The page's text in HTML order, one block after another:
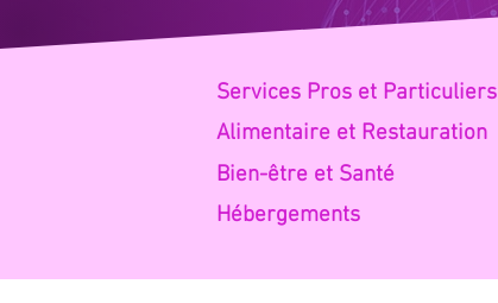
Services Pros et Particuliers
Alimentaire et Restauration
Bien-être et Santé
Hébergements